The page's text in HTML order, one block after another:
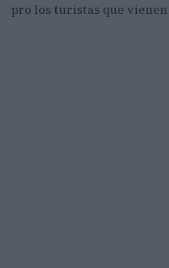
pro los turistas que